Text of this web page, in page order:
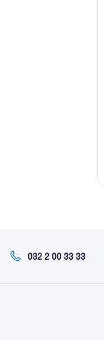
032 2 00 33 33